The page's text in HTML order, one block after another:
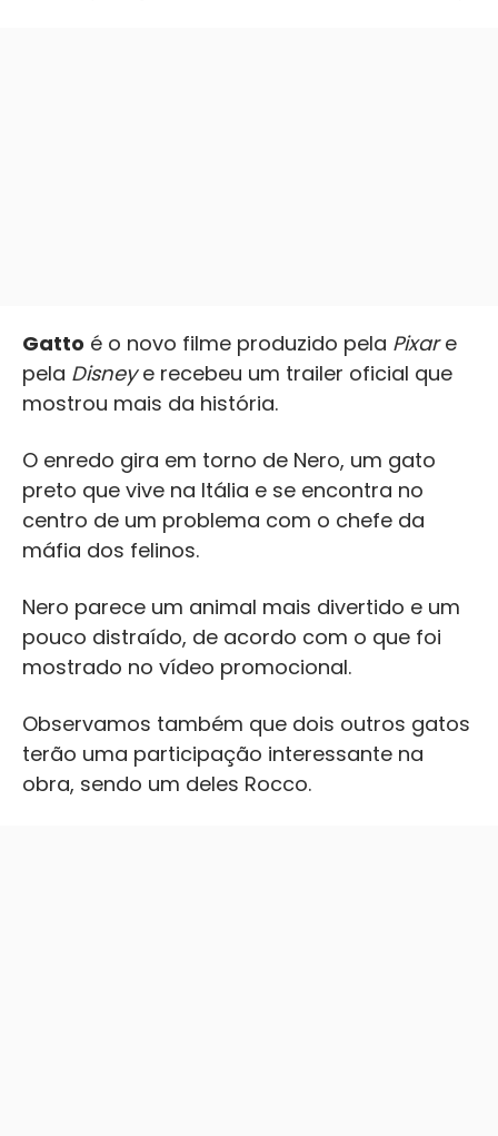
Gatto é o novo filme produzido pela Pixare
pela Disneye recebeu um trailer oficial que
mostrou mais da história.
O enredo gira em torno de Nero, um gato
preto que vive na Itália e se encontra no
centro de um problema com o chefe da
máfia dos felinos.
Nero parece um animal mais divertido e um
pouco distraído, de acordo com o que foi
mostrado no vídeo promocional.
Observamos também que dois outros gatos
terão uma participação interessante na
obra, sendo um deles Rocco.